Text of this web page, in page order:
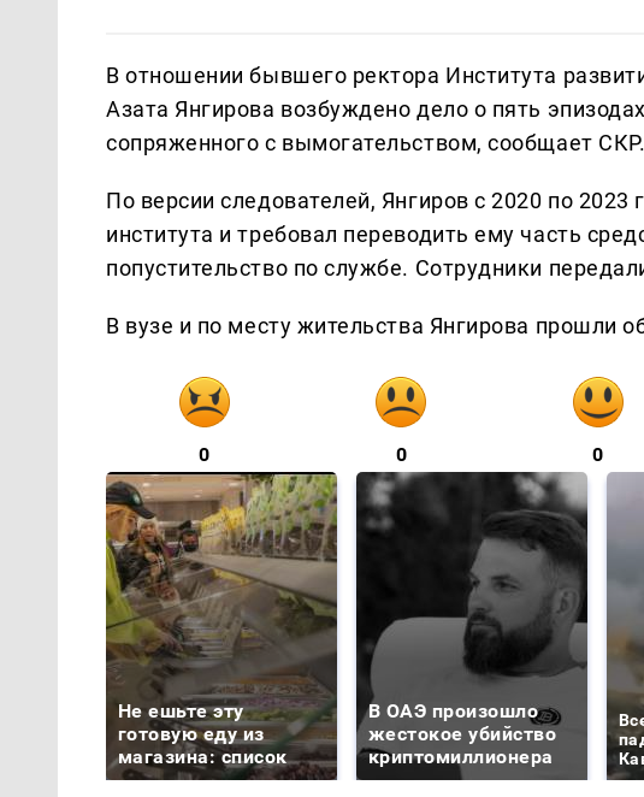
В отношении бывшего ректора Института
Азата Янгирова возбуждено дело о пять
сопряженного с вымогательством, сообщает СКР.
По версии следователей, Янгиров с 2020 по
института и требовал переводить ему часть
попустительство по службе. Сотрудники
В вузе и по месту жительства Янгирова прошли
0 0 0
Не ешьте эту
готовую еду из
магазина: список
В ОАЭ произошло
жестокое убийство
криптомиллионера